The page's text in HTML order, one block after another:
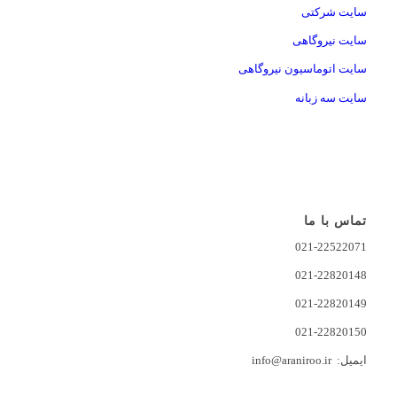
سایت شرکتی
سایت نیروگاهی
سایت اتوماسیون نیروگاهی
سایت سه زبانه
تماس با ما
021-22522071
021-22820148
021-22820149
021-22820150
ایمیل: info@araniroo.ir